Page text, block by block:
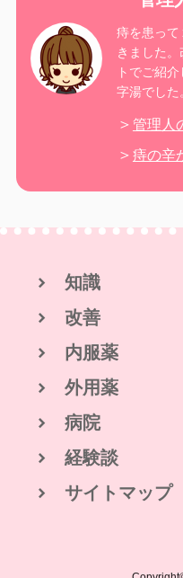
痔を患って
きました
トでご紹
字湯でした
管理人
痔の辛
知識
改善
内服薬
外用薬
病院
経験談
サイトマップ